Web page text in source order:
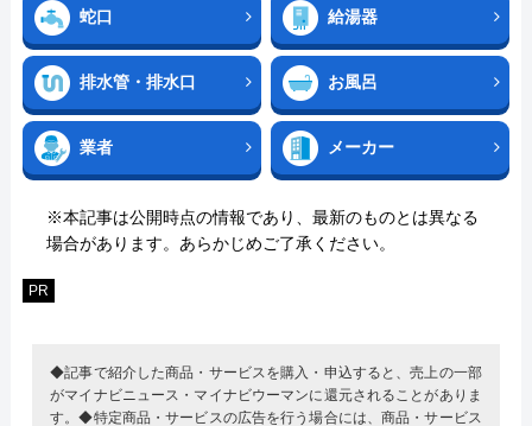
蛇口 給湯器
排水管・排水口 お風呂
業者 メーカー
※本記事は公開時点の情報であり、最新のものとは異なる
場合があります。あらかじめご了承ください。
PR
◆記事で紹介した商品・サービスを購入・申込すると、売上の一部
がマイナビニュース・マイナビウーマンに還元されることがありま
す。◆特定商品・サービスの広告を行う場合には、商品・サービス